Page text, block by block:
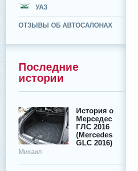
УАЗ
ОТЗЫВЫ ОБ АВТОСАЛОНАХ
Последние
истории
История о
Мерседес
ГЛС 2016
(Mercedes
GLC 2016)
Михаил